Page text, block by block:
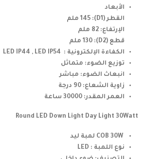
الأبعاد
القطر (D1): 145 ملم
الإرتفاع: 82 ملم
قطع (D2): 130 ملم
الكفاءة الإلكترونية : LED IP44 , LED IP54
توزيع الضوء: متماثل
انبعاث الضوء: مباشر
زاوية الشعاع: 90 درجة
العمر المقدر: 30000 ساعة
Round LED Down Light Day Light 30Watt
نوع اللمبة : LED